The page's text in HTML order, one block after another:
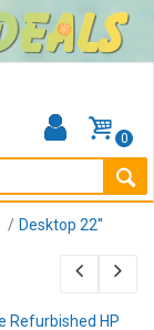
0
Desktop 22''